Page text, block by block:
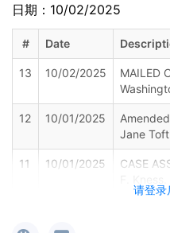
请登录
日期：10/02/2025
# Date
13 10/02/2025
MAILED
12 10/01/2025
Jane Toft
11 10/01/2025
CASE
Judge